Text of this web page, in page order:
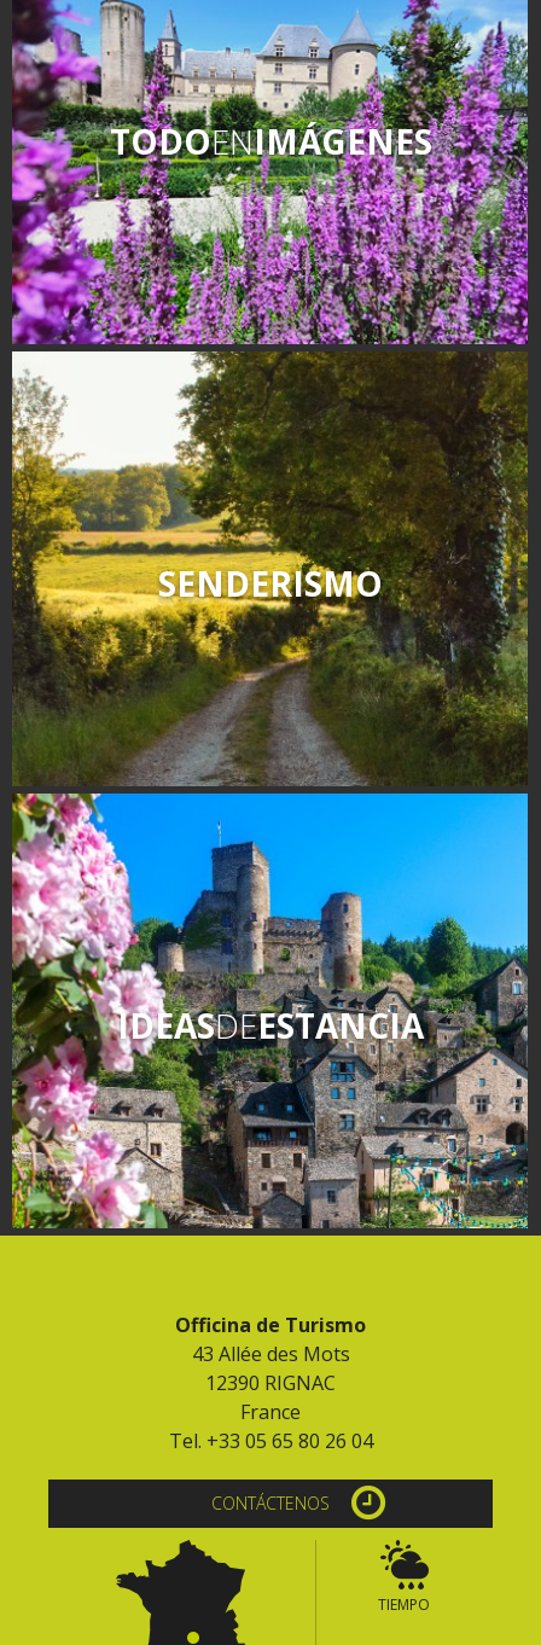
TODOENIMÁGENES
SENDERISMO
IDEASDEESTANCIA
Officina de Turismo
43 Allée des Mots
12390 RIGNAC
France
Tel. +33 05 65 80 26 04
CONTÁCTENOS
TIEMPO